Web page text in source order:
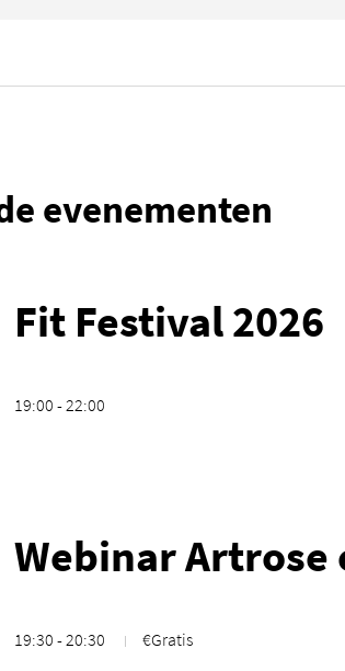
evenementen
Fit Festival 2026
19:00 - 22:00
Webinar Artrose
19:30 - 20:30 €Gratis